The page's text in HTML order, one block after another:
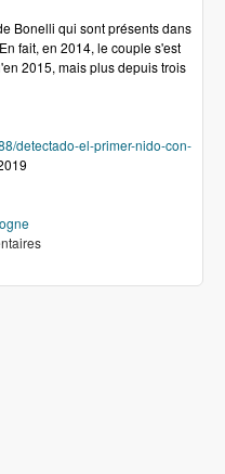
Bonelli qui sont présents dans
fait, en 2014, le couple s'est
2015, mais plus depuis trois
detectado-el-primer-nido-con-